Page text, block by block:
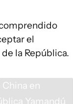
el
la República.